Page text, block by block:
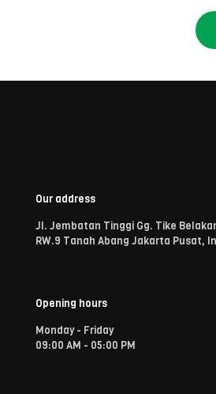
Our address
Jl. Jembatan Tinggi Gg. Tike
RW.9 Tanah Abang Jakarta Pusat,
Opening hours
Monday - Friday
09:00 AM - 05:00 PM